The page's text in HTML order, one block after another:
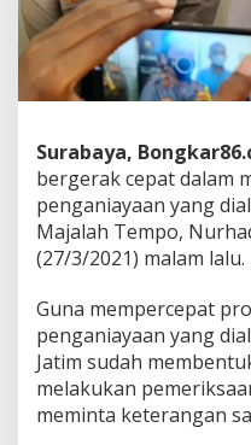
a
r
a
w
n
T
e
m
p
o
,
a
p
o
d
a
Surabaya,
bergerak cepat dalam
penganiayaan yang
Majalah Tempo,
(27/3/2021) malam lalu.
Guna mempercepat
penganiayaan yang
Jatim sudah
melakukan
meminta keterangan